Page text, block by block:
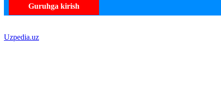
Guruhga kirish
Uzpedia.uz